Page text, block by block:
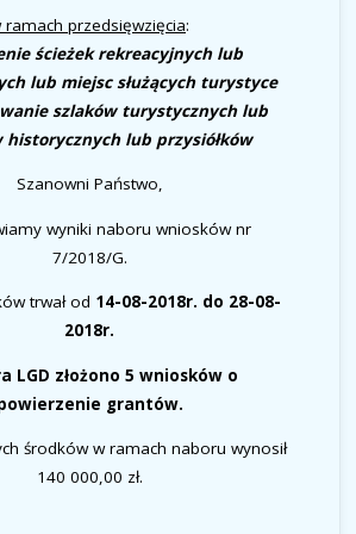
ramach przedsięwzięcia:
ścieżek rekreacyjnych lub
lub miejsc służących turystyce
szlaków turystycznych lub
historycznych lub przysiółków
Szanowni Państwo,
wyniki naboru wniosków nr
7/2018/G.
trwał od 14-08-2018r. do 28-08-
2018r.
LGD złożono 5 wniosków o
grantów.
środków w ramach naboru wynosił
140 000,00 zł.